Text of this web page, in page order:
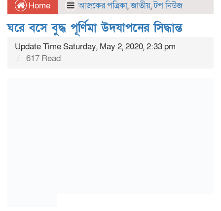
Home আজকের পত্রিকা,জাতীয়,টপ নিউজ
ঘরে বসে বুদ্ধ পূর্ণিমা উদযাপনের ‍সিদ্ধান্ত
Update Time Saturday, May 2, 2020, 2:33 pm
617 Read